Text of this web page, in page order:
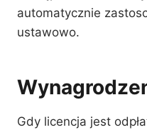
automatycznie
ustawowo.
Gdy licencja jest